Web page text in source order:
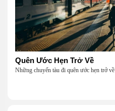
Quên Ước Hẹn Trở Về
Những chuyến tàu đi quên ước hẹn trở về